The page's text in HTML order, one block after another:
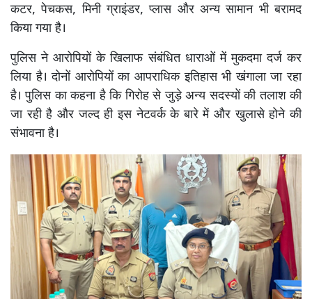
कटर, पेचकस, मिनी ग्राइंडर, प्लास और अन्य सामान भी बरामद
किया गया है।
पुलिस ने आरोपियों के खिलाफ संबंधित धाराओं में मुकदमा दर्ज कर
लिया है। दोनों आरोपियों का आपराधिक इतिहास भी खंगाला जा रहा
है। पुलिस का कहना है कि गिरोह से जुड़े अन्य सदस्यों की तलाश की
जा रही है और जल्द ही इस नेटवर्क के बारे में और खुलासे होने की
संभावना है।